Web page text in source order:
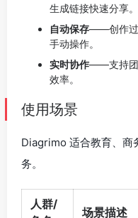
生成链接快速分享。
自动保存——创作过
手动操作。
实时协作——支持团
效率。
使用场景
Diagrimo 适合教育、商
务。
人群/
场景描述